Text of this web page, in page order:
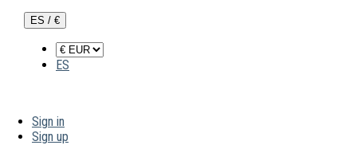
ES / €
ES
Sign in
Sign up